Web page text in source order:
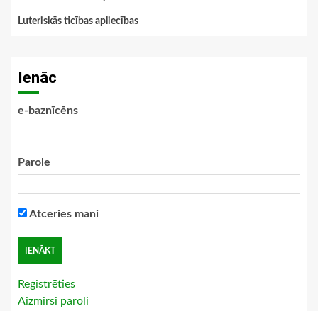
Luteriskās ticības apliecības
Ienāc
e-baznīcēns
Parole
Atceries mani
Reģistrēties
Aizmirsi paroli